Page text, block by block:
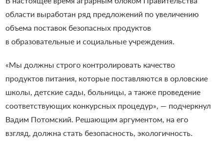
области выработан ряд предложений по увеличению
объема поставок безопасных продуктов
в образовательные и социальные учреждения.
«Мы должны строго контролировать качество
продуктов питания, которые поставляются в орловские
школы, детские сады, больницы, а также проведение
соответствующих конкурсных процедур», — подчеркнул
Вадим Потомский. Решающим аргументом, на его
взгляд, должна стать безопасность, экологичность.